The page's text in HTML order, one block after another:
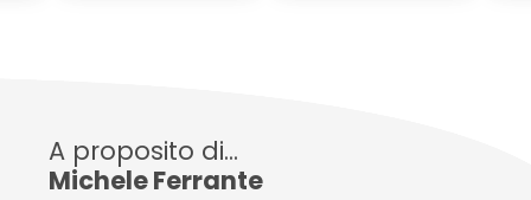
A proposito di...
Michele Ferrante